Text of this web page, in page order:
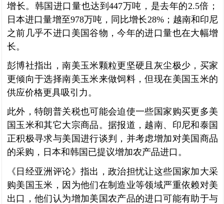
增长。韩国进口量也达到447万吨，是去年的2.5倍；
日本进口量增至978万吨，同比增长28%；越南和印尼
之前几乎不进口美国谷物，今年的进口量也在大幅增
长。
彭博社指出，南美玉米颗粒更坚硬且灰尘极少，买家
更倾向于选择南美玉米来做饲料，但现在美国玉米的
供应价格更具吸引力。
此外，特朗普关税也可能会迫使一些国家购买更多美
国玉米和其它大宗商品。据报道，越南、印尼和泰国
正积极寻求与美国进行谈判，并考虑增加对美国商品
的采购，日本和韩国已提议增加农产品进口。
《日经亚洲评论》指出，政治担忧让这些国家加大采
购美国玉米，因为他们在制造业等领域严重依赖对美
出口，他们认为增加美国农产品的进口可能有助于与